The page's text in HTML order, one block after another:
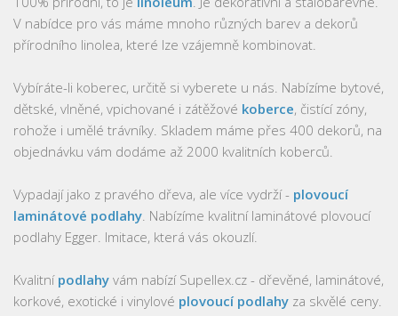
V nabídce pro vás máme mnoho různých barev a dekorů
přírodního linolea, které lze vzájemně kombinovat.
Vybíráte-li koberec, určitě si vyberete u nás. Nabízíme bytové,
dětské, vlněné, vpichované i zátěžové koberce, čistící zóny,
rohože i umělé trávníky. Skladem máme přes 400 dekorů, na
objednávku vám dodáme až 2000 kvalitních koberců.
Vypadají jako z pravého dřeva, ale více vydrží - plovoucí
laminátové podlahy . Nabízíme kvalitní laminátové plovoucí
podlahy Egger. Imitace, která vás okouzlí.
Kvalitní podlahy vám nabízí Supellex.cz - dřevěné, laminátové,
korkové, exotické i vinylové plovoucí podlahy za skvělé ceny.